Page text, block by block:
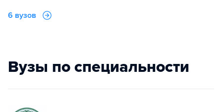
6 вузов
Вузы по специальности